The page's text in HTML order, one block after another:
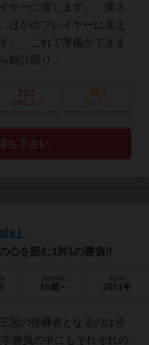
ヤーに渡します。 渡さ
ほかのプレイヤーに見え
。 これで準備ができま
時計回り...
232
お気に入り
604
持ってる
ち下さい
）
心を読む1対1の勝負!!
10歳～ 2011年
国の後継者となるのは赤
勝負の中にもそれぞれの